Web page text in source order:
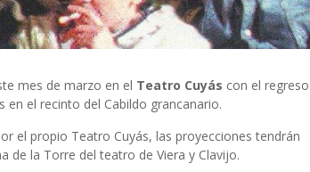
mes de marzo en el Teatro Cuyás con el regreso
el recinto del Cabildo grancanario.
el propio Teatro Cuyás, las proyecciones tendrán
de la Torre del teatro de Viera y Clavijo.